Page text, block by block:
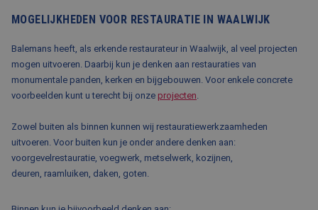
MOGELIJKHEDEN VOOR RESTAURATIE IN WAALWIJK
Balemans heeft, als erkende restaurateur in Waalwijk, al veel projecten
mogen uitvoeren. Daarbij kun je denken aan restauraties van
monumentale panden, kerken en bijgebouwen. Voor enkele concrete
voorbeelden kunt u terecht bij onze projecten.
Zowel buiten als binnen kunnen wij restauratiewerkzaamheden
uitvoeren. Voor buiten kun je onder andere denken aan:
voorgevelrestauratie, voegwerk, metselwerk, kozijnen,
deuren, raamluiken, daken, goten.